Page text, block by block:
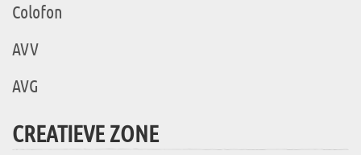
Colofon
AVV
AVG
CREATIEVE ZONE